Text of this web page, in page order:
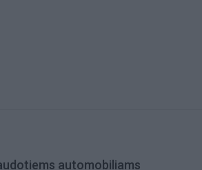
automobiliams